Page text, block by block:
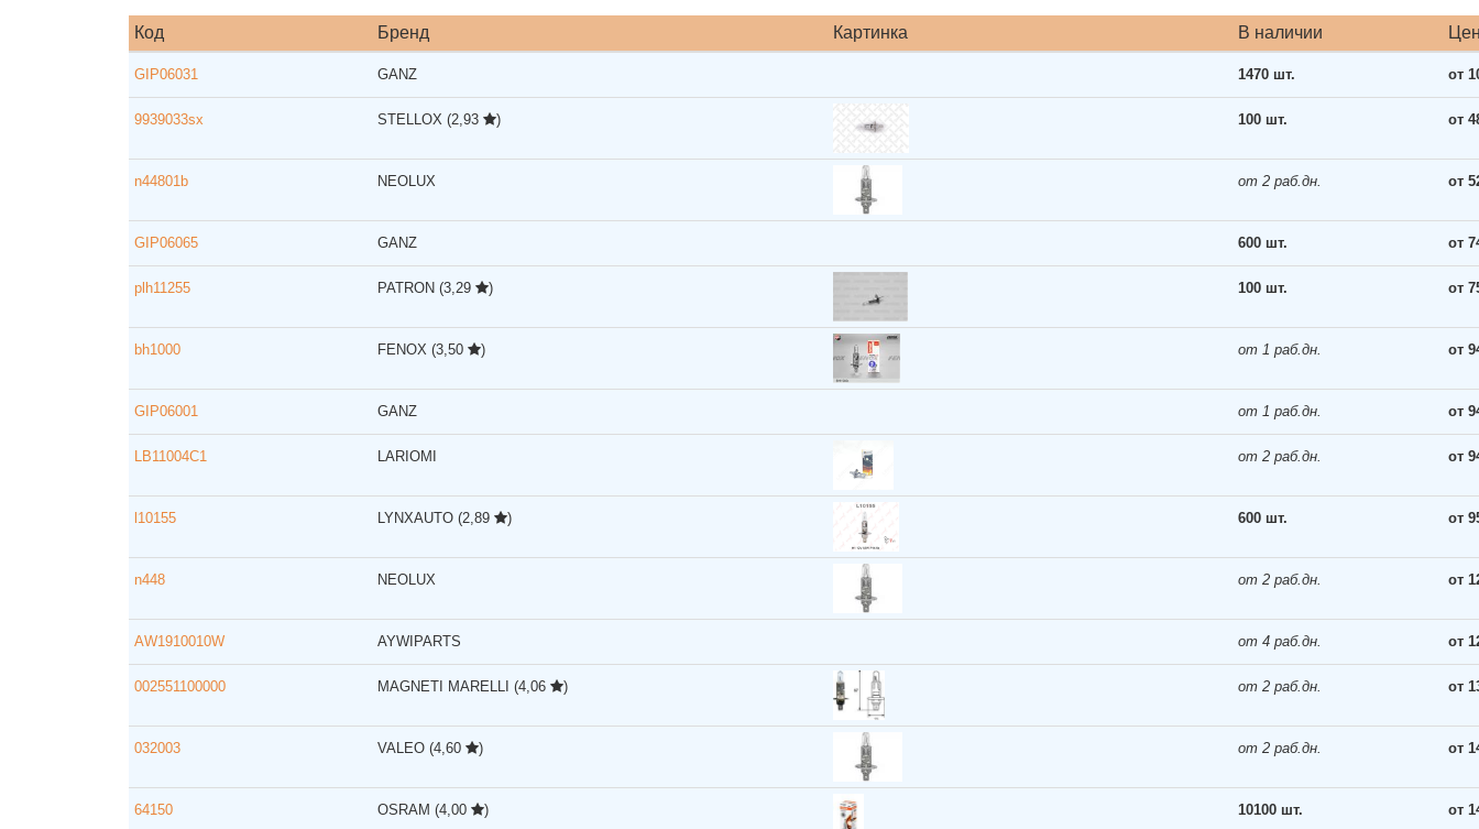
Код Бренд Картинка В наличии
GIP06031 GANZ 1470 шт. от
9939033sx STELLOX (2,93 ) 100 шт. от
n44801b NEOLUX от 2 раб.дн. от
GIP06065 GANZ 600 шт. от
plh11255 PATRON (3,29 ) 100 шт. от
bh1000 FENOX (3,50 ) от 1 раб.дн. от
GIP06001 GANZ от 1 раб.дн. от
LB11004C1 LARIOMI от 2 раб.дн. от
l10155 LYNXAUTO (2,89 ) 600 шт. от
n448 NEOLUX от 2 раб.дн. от
AW1910010W AYWIPARTS от 4 раб.дн. от
002551100000 MAGNETI MARELLI (4,06 ) от 2 раб.дн. от
032003 VALEO (4,60 ) от 2 раб.дн. от
64150 OSRAM (4,00 ) 10100 шт. от